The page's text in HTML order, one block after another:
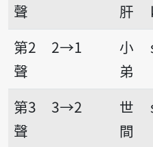
聲
肝
第2
聲
2→1
小
弟
第3
聲
3→2
世
間